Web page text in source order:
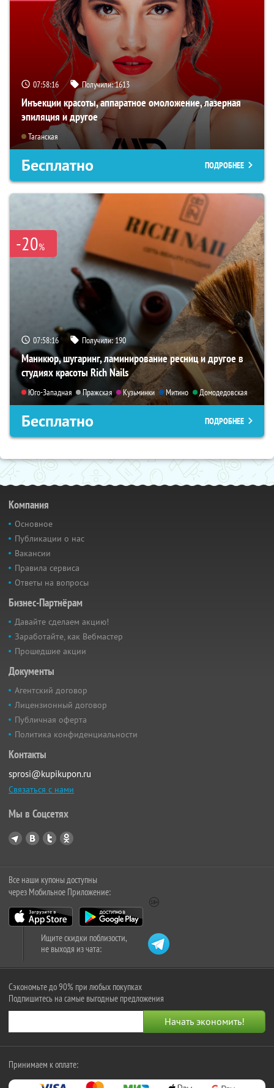
07:58:14 Получили:1613
Инъекции красоты, аппаратное омоложение, лазерная
эпиляция и другое
Таганская
Бесплатно ПОДРОБНЕЕ
-20%
07:58:14 Получили:190
Маникюр, шугаринг, ламинирование ресниц и другое в
студиях красоты Rich Nails
Юго-Западная Пражская Кузьминки Митино Домодедовская
Бесплатно ПОДРОБНЕЕ
Компания
Основное
Публикации о нас
Вакансии
Правила сервиса
Ответы на вопросы
Бизнес-Партнёрам
Давайте сделаем акцию!
Заработайте, как Вебмастер
Прошедшие акции
Документы
Агентский договор
Лицензионный договор
Публичная оферта
Политика конфиденциальности
Контакты
sprosi@kupikupon.ru
Связаться с нами
Мы в Соцсетях
Все наши купоны доступны
через Мобильное Приложение:
Ищите скидки поблизости,
не выходя из чата:
Сэкономьте до 90% при любых покупках
Подпишитесь на самые выгодные предложения
Принимаем к оплате: